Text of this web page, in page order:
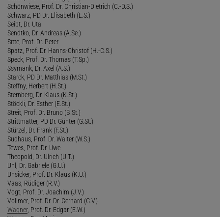
Schönwiese, Prof. Dr. Christian-Dietrich (C.-D.S.)
Schwarz, PD Dr. Elisabeth (E.S.)
Seibt, Dr. Uta
Sendtko, Dr. Andreas (A.Se.)
Sitte, Prof. Dr. Peter
Spatz, Prof. Dr. Hanns-Christof (H.-C.S.)
Speck, Prof. Dr. Thomas (T.Sp.)
Ssymank, Dr. Axel (A.S.)
Starck, PD Dr. Matthias (M.St.)
Steffny, Herbert (H.St.)
Sternberg, Dr. Klaus (K.St.)
Stöckli, Dr. Esther (E.St.)
Streit, Prof. Dr. Bruno (B.St.)
Strittmatter, PD Dr. Günter (G.St.)
Stürzel, Dr. Frank (F.St.)
Sudhaus, Prof. Dr. Walter (W.S.)
Tewes, Prof. Dr. Uwe
Theopold, Dr. Ulrich (U.T.)
Uhl, Dr. Gabriele (G.U.)
Unsicker, Prof. Dr. Klaus (K.U.)
Vaas, Rüdiger (R.V.)
Vogt, Prof. Dr. Joachim (J.V.)
Vollmer, Prof. Dr. Dr. Gerhard (G.V.)
Wagner, Prof. Dr. Edgar (E.W.)